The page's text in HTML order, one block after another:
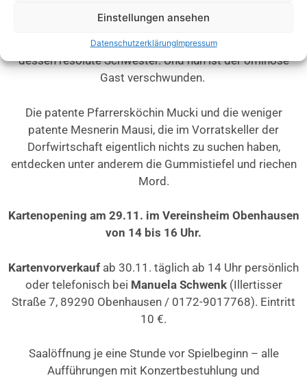
Einstellungen ansehen
DatenschutzerklärungImpressum
ihn sympathisch. Weder die neue Kellnerin, der eifernde
Schankknecht, der geschäftstüchtige Dorfwirt, noch
dessen resolute Schwester. Und nun ist der ominöse
Gast verschwunden.
Die patente Pfarrersköchin Mucki und die weniger
patente Mesnerin Mausi, die im Vorratskeller der
Dorfwirtschaft eigentlich nichts zu suchen haben,
entdecken unter anderem die Gummistiefel und riechen
Mord.
Kartenopening am 29.11. im Vereinsheim Obenhausen
von 14 bis 16 Uhr.
Kartenvorverkauf ab 30.11. täglich ab 14 Uhr persönlich
oder telefonisch bei Manuela Schwenk(Illertisser
Straße 7, 89290 Obenhausen / 0172-9017768). Eintritt
10 €.
Saalöffnung je eine Stunde vor Spielbeginn – alle
Aufführungen mit Konzertbestuhlung und